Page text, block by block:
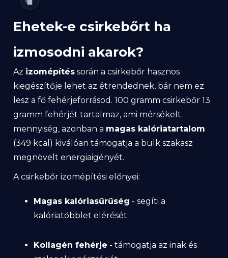
Ehetek-e csirkebőrt ha
izmosodni akarok?
Az izomépítés során a csirkebőr hasznos
kiegészítője lehet az étrendednek, bár nem ez
lesz a fő fehérjeforrásod. 100 gramm csirkebőr 13
gramm fehérjét tartalmaz, ami mérsékelt
mennyiség, azonban a magas kalóriatartalom
(349 kcal) kiválóan támogatja a bulk szakasz
megnövelt energiaigényét.
A csirkebőr izomépítési előnyei:
Magas kalóriasűrűség - segíti a
kalóriatöbblet elérését
Kollagén fehérje - támogatja az inak és